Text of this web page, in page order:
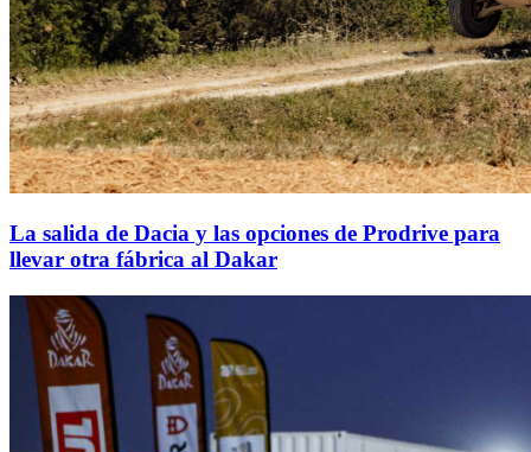
La salida de Dacia y las opciones de Prodrive para
llevar otra fábrica al Dakar